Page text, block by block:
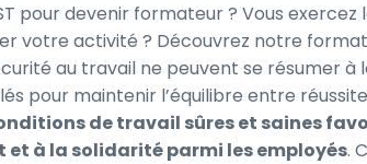
pour devenir formateur ? Vous exercez
votre activité ? Découvrez notre
au travail ne peuvent se résumer à
pour maintenir l’équilibre entre
de travail sûres et saines
à la solidarité parmi les employés.